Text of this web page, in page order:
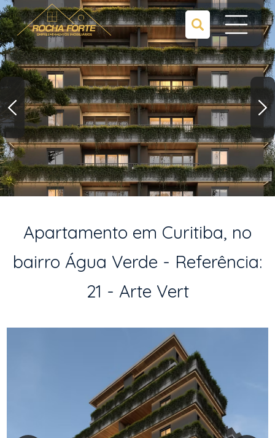
Apartamento em Curitiba, no
bairro Água Verde - Referência:
21 - Arte Vert